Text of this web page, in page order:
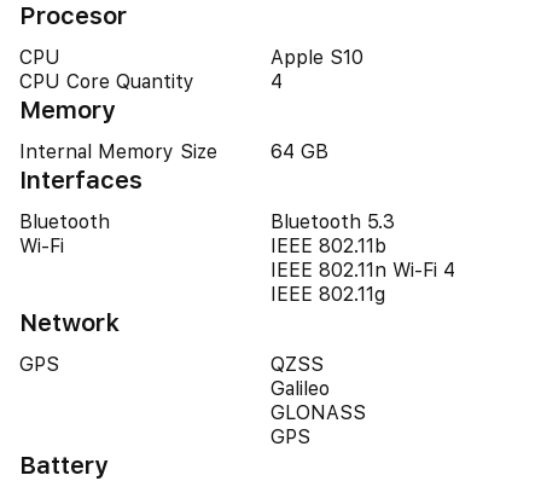
Procesor
CPU
Apple S10
CPU Core Quantity
4
Memory
Internal Memory Size 64 GB
Interfaces
Bluetooth
Bluetooth 5.3
Wi-Fi
IEEE 802.11b
IEEE 802.11n Wi-Fi 4
IEEE 802.11g
Network
GPS
QZSS
Galileo
GLONASS
GPS
Battery